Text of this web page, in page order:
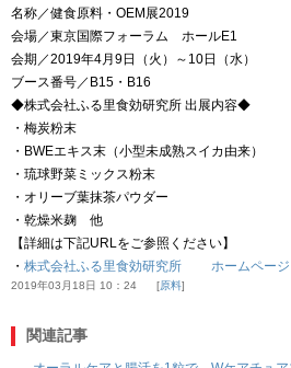
名称／健食原料・OEM展2019
会場／東京国際フォーラム ホールE1
会期／2019年4月9日（火）～10日（水）
ブース番号／B15・B16
◆株式会社ふる里食効研究所 出展内容◆
・梅炭粉末
・BWEエキス末（小型未成熟スイカ由来）
・琉球野菜ミックス粉末
・オリーブ葉抹茶パウダー
・乾燥米麹 他
【詳細は下記URLをご参照ください】
・ 株式会社ふる里食効研究所 ホームページ
2019年03月18日 10：24 原料
関連記事